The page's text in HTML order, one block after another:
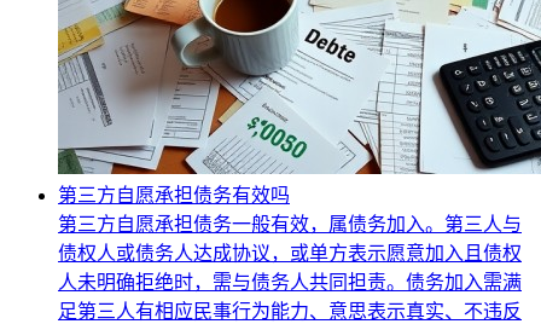
第三方自愿承担债务有效吗
第三方自愿承担债务一般有效，属债务加入。第三人与
债权人或债务人达成协议，或单方表示愿意加入且债权
人未明确拒绝时，需与债务人共同担责。债务加入需满
足第三人有相应民事行为能力、意思表示真实、不违反